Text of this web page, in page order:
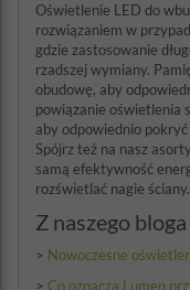
Oświetlenie LED do
rozwiązaniem w
gdzie zastosowanie
rzadszej wymiany.
obudowę, aby
powiązanie oświetlenia
aby odpowiednio
Spójrz też na nasz
samą efektywność
rozświetlać nagie ściany.
Z naszego bloga
> Nowoczesne
> Co oznacza Lumen